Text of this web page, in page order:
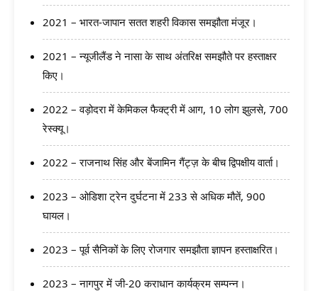
2021 – भारत-जापान सतत शहरी विकास समझौता मंजूर।
2021 – न्यूजीलैंड ने नासा के साथ अंतरिक्ष समझौते पर हस्ताक्षर
किए।
2022 – वड़ोदरा में केमिकल फैक्ट्री में आग, 10 लोग झुलसे, 700
रेस्क्यू।
2022 – राजनाथ सिंह और बेंजामिन गैंट्ज़ के बीच द्विपक्षीय वार्ता।
2023 – ओडिशा ट्रेन दुर्घटना में 233 से अधिक मौतें, 900
घायल।
2023 – पूर्व सैनिकों के लिए रोजगार समझौता ज्ञापन हस्ताक्षरित।
2023 – नागपुर में जी-20 कराधान कार्यक्रम सम्पन्न।